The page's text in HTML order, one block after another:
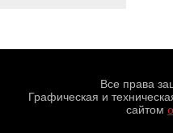
Все права
Графическая и
сайтом